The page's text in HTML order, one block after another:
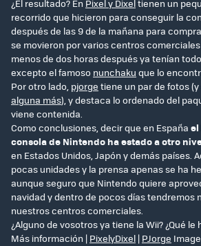
¿El resultado? En Pixel y Dixeltienen un
recorrido que hicieron para conseguir la
después de las 9 de la mañana para
se movieron por varios centros
menos de dos horas después ya tenían
excepto el famoso nunchaku que lo
Por otro lado, pjorge tiene un par de fotos
alguna más), y destaca lo ordenado del
viene contenida.
Como conclusiones, decir que en España el
consola de Nintendo ha estado a otro
en Estados Unidos, Japón y demás países.
pocas unidades y la prensa apenas se ha
aunque seguro que Nintendo quiere
navidad y dentro de pocos días tendremos
nuestros centros comerciales.
¿Alguno de vosotros ya tiene la Wii? ¿Qué le
Más información | PixelyDixel | PJorge